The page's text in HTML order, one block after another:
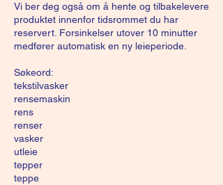
Vi ber deg også om å hente og tilbakelevere
produktet innenfor tidsrommet du har
reservert. Forsinkelser utover 10 minutter
medfører automatisk en ny leieperiode.
Søkeord:
tekstilvasker
rensemaskin
rens
renser
vasker
utleie
tepper
teppe